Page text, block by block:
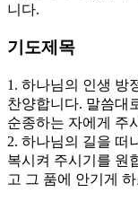
니다.
기도제목
1. 하나님의 인생 방
찬양합니다. 말씀대
순종하는 자에게 주
2. 하나님의 길을 떠
복시켜 주시기를 원
고 그 품에 안기게